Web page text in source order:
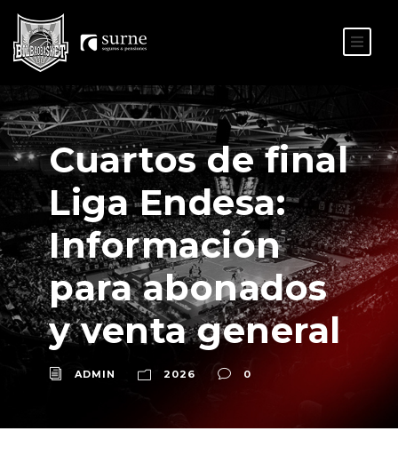
Cuartos de final
Liga Endesa:
Información
para abonados
y venta general
ADMIN 2026 0